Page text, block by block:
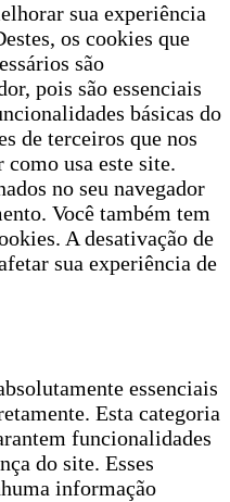
sua experiência
os cookies que
são
pois são essenciais
básicas do
de terceiros que nos
como usa este site.
no seu navegador
Você também tem
A desativação de
sua experiência de
essenciais
Esta categoria
funcionalidades
do site. Esses
informação